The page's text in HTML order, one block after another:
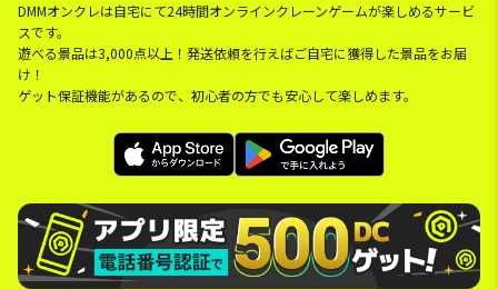
DMMオンクレは自宅にて24時間オンラインクレーンゲームが楽しめるサービ
スです。
遊べる景品は3,000点以上！発送依頼を行えばご自宅に獲得した景品をお届
け！
ゲット保証機能があるので、初心者の方でも安心して楽しめます。